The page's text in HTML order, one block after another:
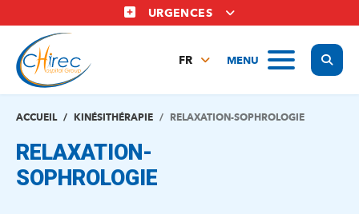
au
contenu
principal
URGENCES
MENU
FR
EN
ACCUEIL KINÉSITHÉRAPIE RELAXATION-SOPHROLOGIE
RELAXATION-
SOPHROLOGIE